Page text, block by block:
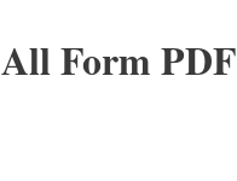
All Form PDF